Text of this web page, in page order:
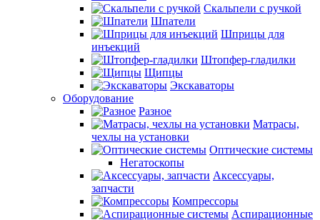
Скальпели с ручкой
Шпатели
Шприцы для
инъекций
Штопфер-гладилки
Щипцы
Экскаваторы
Оборудование
Разное
Матрасы,
чехлы на установки
Оптические системы
Негатоскопы
Аксессуары,
запчасти
Компрессоры
Аспирационные